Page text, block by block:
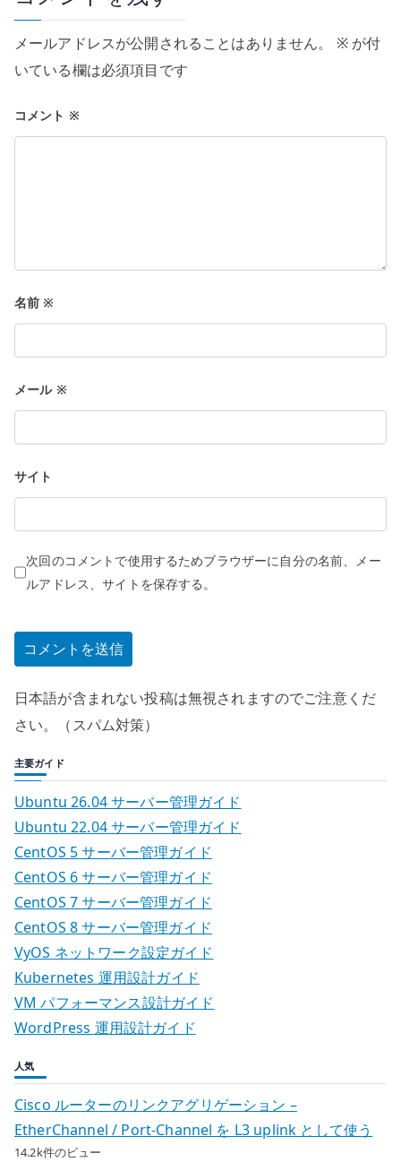
ョ
ン
メールアドレスが公開されることはありません。 ※が付
いている欄は必須項目です
コメント ※
名前※
メール ※
サイト
次回のコメントで使用するためブラウザーに自分の名前、メー
ルアドレス、サイトを保存する。
日本語が含まれない投稿は無視されますのでご注意くだ
さい。（スパム対策）
主要ガイド
Ubuntu 26.04 サーバー管理ガイド
Ubuntu 22.04 サーバー管理ガイド
CentOS 5 サーバー管理ガイド
CentOS 6 サーバー管理ガイド
CentOS 7 サーバー管理ガイド
CentOS 8 サーバー管理ガイド
VyOS ネットワーク設定ガイド
Kubernetes 運用設計ガイド
VM パフォーマンス設計ガイド
WordPress 運用設計ガイド
人気
Cisco ルーターのリンクアグリゲーション –
EtherChannel / Port-Channel を L3 uplink として使う
14.2k件のビュー